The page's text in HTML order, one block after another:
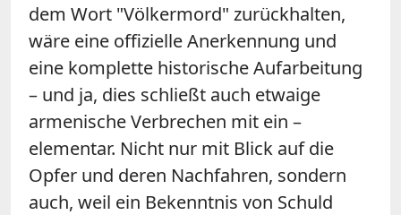
dem Wort "Völkermord" zurückhalten,
wäre eine offizielle Anerkennung und
eine komplette historische Aufarbeitung
– und ja, dies schließt auch etwaige
armenische Verbrechen mit ein –
elementar. Nicht nur mit Blick auf die
Opfer und deren Nachfahren, sondern
auch, weil ein Bekenntnis von Schuld